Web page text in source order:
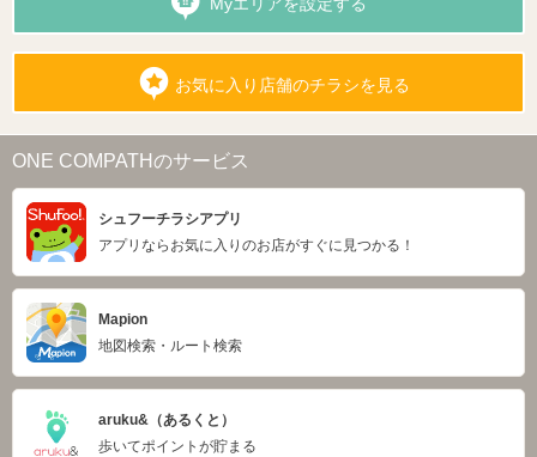
お気に入り店舗のチラシを見る
ONE COMPATHのサービス
シュフーチラシアプリ
アプリならお気に入りのお店がすぐに見つかる！
Mapion
地図検索・ルート検索
aruku&（あるくと）
歩いてポイントが貯まる